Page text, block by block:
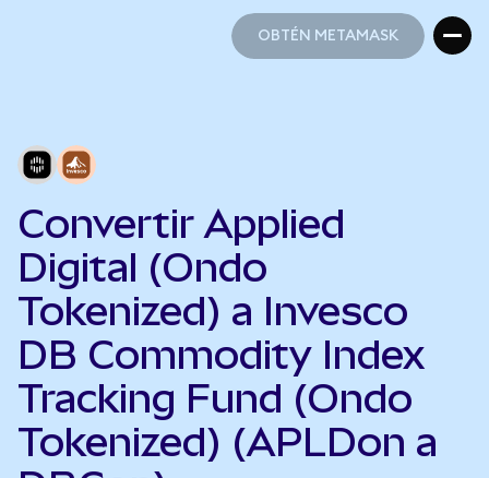
OBTÉN METAMASK
Convertir Applied
Digital (Ondo
Tokenized) a Invesco
DB Commodity Index
Tracking Fund (Ondo
Tokenized) (APLDon a